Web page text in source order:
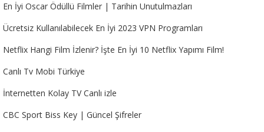
En İyi Oscar Ödüllü Filmler | Tarihin Unutulmazları
Ücretsiz Kullanılabilecek En İyi 2023 VPN Programları
Netflix Hangi Film İzlenir? İşte En İyi 10 Netflix Yapımı Film!
Canlı Tv Mobi Türkiye
İnternetten Kolay TV Canlı izle
CBC Sport Biss Key | Güncel Şifreler